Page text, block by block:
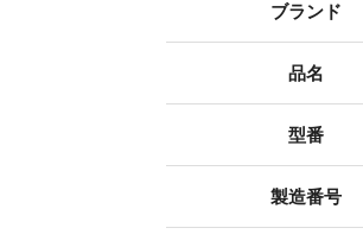
ブランド
品名
型番
製造番号